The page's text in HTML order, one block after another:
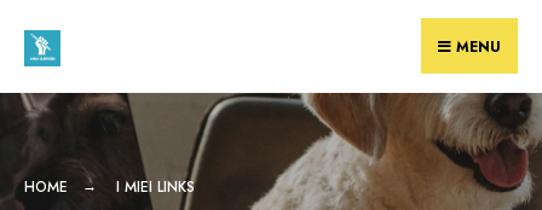
MENU
HOME I MIEI LINKS